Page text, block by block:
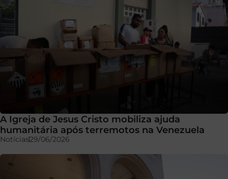
A Igreja de Jesus Cristo mobiliza ajuda
humanitária após terremotos na Venezuela
Notícias29/06/2026